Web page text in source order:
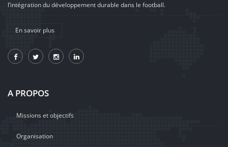
l’intégration du développement durable dans le football.
En savoir plus
A PROPOS
Missions et objectifs
Organisation